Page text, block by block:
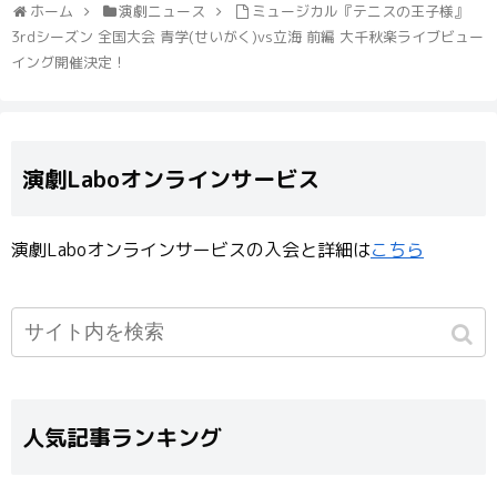
ホーム 演劇ニュース
ミュージカル『テニスの王子様』
3rdシーズン 全国大会 青学(せいがく)vs立海 前編 大千秋楽ライブビュー
イング開催決定！
演劇Laboオンラインサービス
演劇Laboオンラインサービスの入会と詳細はこちら
人気記事ランキング